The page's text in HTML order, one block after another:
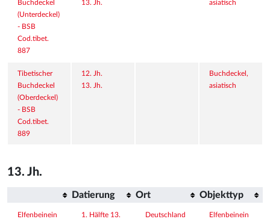
Buchdeckel
(Unterdeckel)
- BSB
Cod.tibet.
887
13. Jh.
asiatisch
Tibetischer
Buchdeckel
(Oberdeckel)
- BSB
Cod.tibet.
889
12. Jh.
13. Jh.
Buchdeckel,
asiatisch
13. Jh.
Datierung Ort Objekttyp
Elfenbeinein
1. Hälfte 13.
Deutschland
Elfenbeinein